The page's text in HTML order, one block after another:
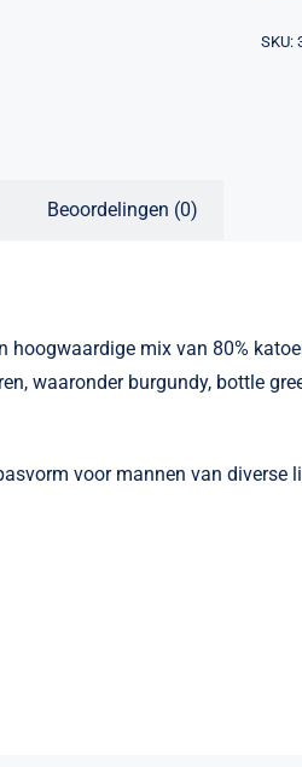
SKU:
Beoordelingen (0)
mix van 80%
waaronder burgundy, bottle
voor mannen van diverse